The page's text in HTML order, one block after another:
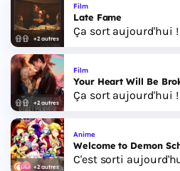
+2 autres
Film
Late Fame
Ça sort aujourd'hui !
+2 autres
Film
Your Heart Will Be
Ça sort aujourd'hui !
+2 autres
Anime
Welcome to Demon
C'est sorti